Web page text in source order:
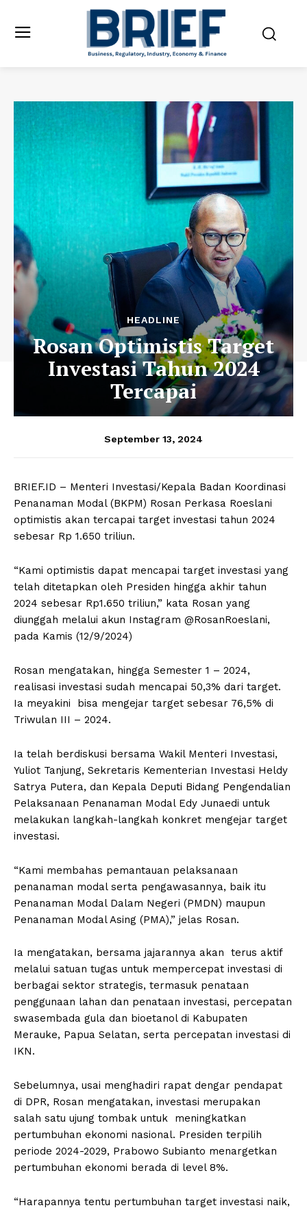
HEADLINE
Rosan Optimistis Target
Investasi Tahun 2024
Tercapai
September 13, 2024
BRIEF.ID – Menteri Investasi/Kepala Badan Koordinasi
Penanaman Modal (BKPM) Rosan Perkasa Roeslani
optimistis akan tercapai target investasi tahun 2024
sebesar Rp 1.650 triliun.
“Kami optimistis dapat mencapai target investasi yang
telah ditetapkan oleh Presiden hingga akhir tahun
2024 sebesar Rp1.650 triliun,” kata Rosan yang
diunggah melalui akun Instagram @RosanRoeslani,
pada Kamis (12/9/2024)
Rosan mengatakan, hingga Semester 1 – 2024,
realisasi investasi sudah mencapai 50,3% dari target.
Ia meyakini bisa mengejar target sebesar 76,5% di
Triwulan III – 2024.
Ia telah berdiskusi bersama Wakil Menteri Investasi,
Yuliot Tanjung, Sekretaris Kementerian Investasi Heldy
Satrya Putera, dan Kepala Deputi Bidang Pengendalian
Pelaksanaan Penanaman Modal Edy Junaedi untuk
melakukan langkah-langkah konkret mengejar target
investasi.
“Kami membahas pemantauan pelaksanaan
penanaman modal serta pengawasannya, baik itu
Penanaman Modal Dalam Negeri (PMDN) maupun
Penanaman Modal Asing (PMA),” jelas Rosan.
Ia mengatakan, bersama jajarannya akan terus aktif
melalui satuan tugas untuk mempercepat investasi di
berbagai sektor strategis, termasuk penataan
penggunaan lahan dan penataan investasi, percepatan
swasembada gula dan bioetanol di Kabupaten
Merauke, Papua Selatan, serta percepatan investasi di
IKN.
Sebelumnya, usai menghadiri rapat dengar pendapat
di DPR, Rosan mengatakan, investasi merupakan
salah satu ujung tombak untuk meningkatkan
pertumbuhan ekonomi nasional. Presiden terpilih
periode 2024-2029, Prabowo Subianto menargetkan
pertumbuhan ekonomi berada di level 8%.
“Harapannya tentu pertumbuhan target investasi naik,